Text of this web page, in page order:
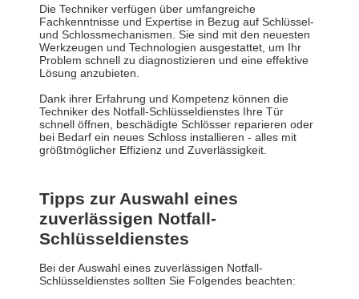
Die Techniker verfügen über umfangreiche
Fachkenntnisse und Expertise in Bezug auf Schlüssel-
und Schlossmechanismen. Sie sind mit den neuesten
Werkzeugen und Technologien ausgestattet, um Ihr
Problem schnell zu diagnostizieren und eine effektive
Lösung anzubieten.
Dank ihrer Erfahrung und Kompetenz können die
Techniker des Notfall-Schlüsseldienstes Ihre Tür
schnell öffnen, beschädigte Schlösser reparieren oder
bei Bedarf ein neues Schloss installieren - alles mit
größtmöglicher Effizienz und Zuverlässigkeit.
Tipps zur Auswahl eines
zuverlässigen Notfall-
Schlüsseldienstes
Bei der Auswahl eines zuverlässigen Notfall-
Schlüsseldienstes sollten Sie Folgendes beachten: